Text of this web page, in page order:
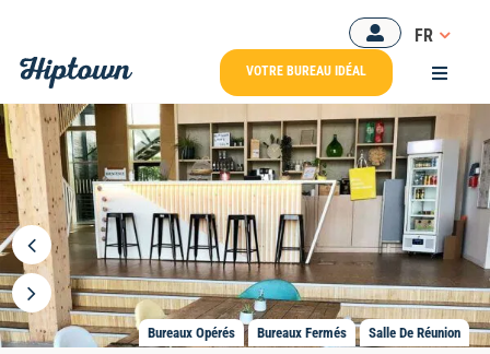
contenu
FR
VOTRE BUREAU IDÉAL
Toggle
NOS
NOS
Bureaux Opérés Bureaux Fermés Salle De Réunion